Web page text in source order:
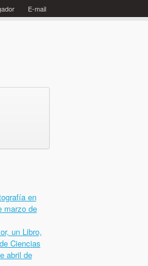
E-mail
en
marzo de
un Libro,
Ciencias
abril de